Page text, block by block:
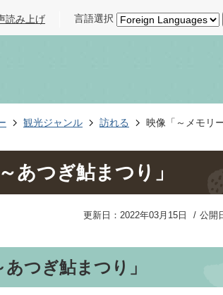
読み上げ 言語選択
観光ジャンル 訪れる
映像「～メモリ
あつぎ鮎まつり」
更新日：2022年03月15日 公開
つぎ鮎まつり」